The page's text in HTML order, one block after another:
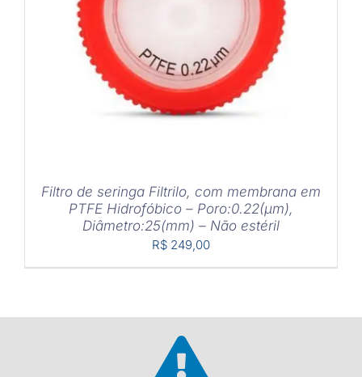
Filtro de seringa Filtrilo, com membrana em
PTFE Hidrofóbico – Poro:0.22(μm),
Diâmetro:25(mm) – Não estéril
R$ 249,00